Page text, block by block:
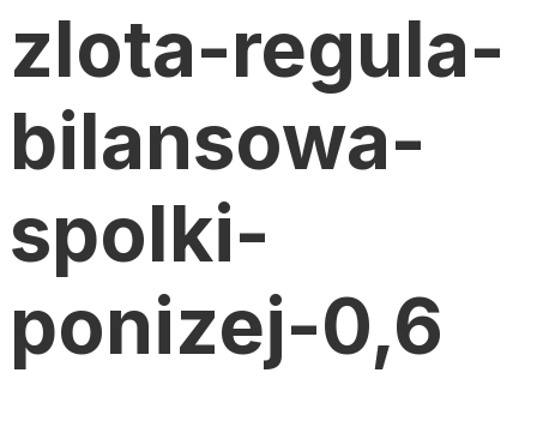
zlota-regula-
bilansowa-
spolki-
ponizej-0,6